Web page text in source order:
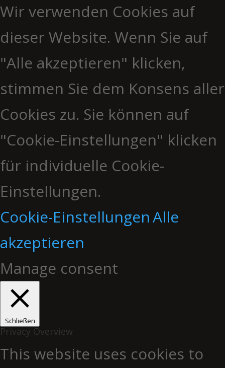
Wir verwenden Cookies auf
dieser Website. Wenn Sie auf
"Alle akzeptieren" klicken,
stimmen Sie dem Konsens aller
Cookies zu. Sie können auf
"Cookie-Einstellungen" klicken
für individuelle Cookie-
Einstellungen.
Cookie-EinstellungenAlle
akzeptieren
Manage consent
Schließen
Privacy Overview
This website uses cookies to